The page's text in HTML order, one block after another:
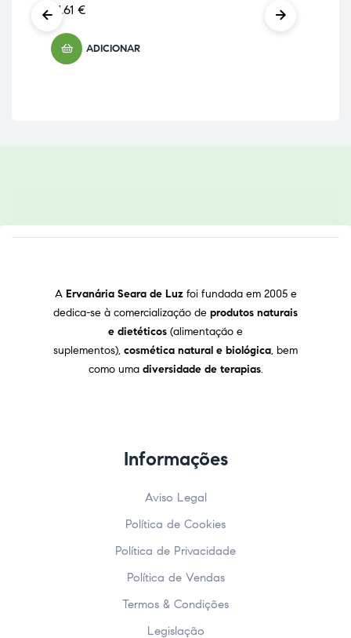
21,61 €
ADICIONAR
A Ervanária Seara de Luz foi fundada em 2005 e
dedica-se à comercialização de produtos naturais
e dietéticos (alimentação e
suplementos), cosmética natural e biológica, bem
como uma diversidade de terapias.
Informações
Aviso Legal
Política de Cookies
Política de Privacidade
Política de Vendas
Termos & Condições
Legislação